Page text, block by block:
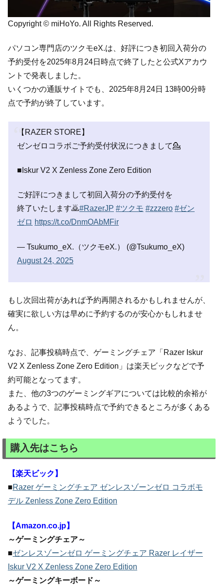
Copyright © miHoYo. All Rights Reserved.
パソコン専門店のツクモeX.は、好評につき初回入荷分の
予約受付を2025年8月24日時点で終了したと公式Xアカウ
ントで発表しました。
いくつかの通販サイトでも、2025年8月24日 13時00分時
点で予約が終了しています。
【RAZER STORE】
ゼンゼロコラボご予約受付状況につきまして💁
■Iskur V2 X Zenless Zone Zero Edition
ご好評につきまして初回入荷分の予約受付を
終了いたします🙇#RazerJP #ツクモ #zzzero #ゼン
ゼロ https://t.co/DnmOAbMFir
— Tsukumo_eX.（ツクモeX.） (@Tsukumo_eX)
August 24, 2025
もし次回出荷があれば予約再開されるかもしれませんが、
確実に欲しい方は早めに予約するのが安心かもしれませ
ん。
なお、記事投稿時点で、ゲーミングチェア「Razer Iskur
V2 X Zenless Zone Zero Edition」は楽天ビックなどで予
約可能となってます。
また、他の3つのゲーミングギアについては比較的余裕が
あるようで、記事投稿時点で予約できるところが多くある
ようでした。
購入先はこちら
【楽天ビック】
■Razer ゲーミングチェア ゼンレスゾーンゼロ コラボモ
デル Zenless Zone Zero Edition
【Amazon.co.jp】
～ゲーミングチェア～
■ゼンレスゾーンゼロ ゲーミングチェア Razer レイザー
Iskur V2 X Zenless Zone Zero Edition
～ゲーミングキーボード～